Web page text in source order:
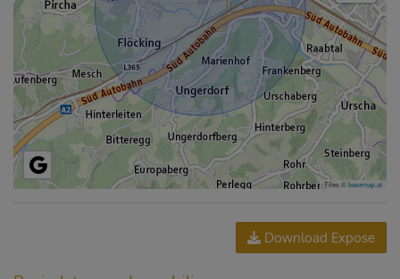
Tiles ©basemap.at
Download Expose